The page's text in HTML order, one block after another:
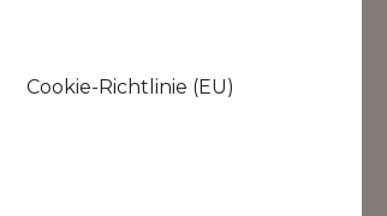
Cookie-Richtlinie (EU)